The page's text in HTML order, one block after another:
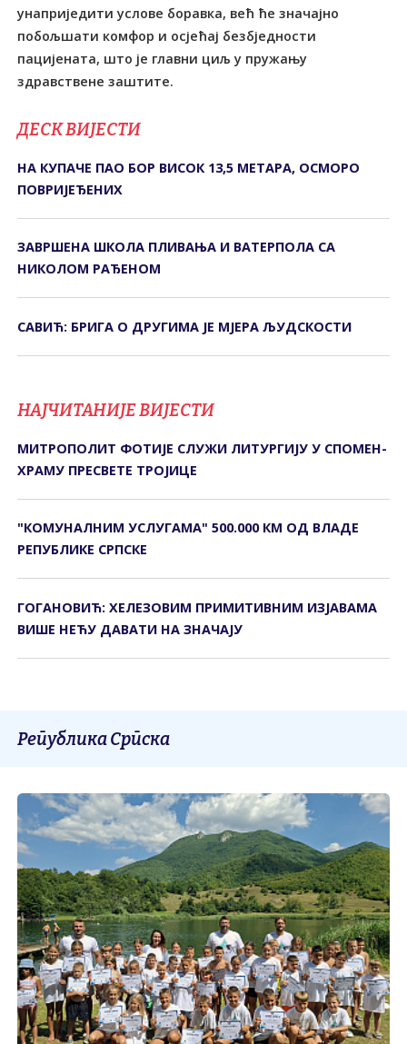
унаприједити услове боравка, већ ће значајно
побољшати комфор и осјећај безбједности
пацијената, што је главни циљ у пружању
здравствене заштите.
ДЕСК ВИЈЕСТИ
НА КУПАЧЕ ПАО БОР ВИСОК 13,5 МЕТАРА, ОСМОРО
ПОВРИЈЕЂЕНИХ
ЗАВРШЕНА ШКОЛА ПЛИВАЊА И ВАТЕРПОЛА СА
НИКОЛОМ РАЂЕНОМ
САВИЋ: БРИГА О ДРУГИМА ЈЕ МЈЕРА ЉУДСКОСТИ
НАЈЧИТАНИЈЕ ВИЈЕСТИ
МИТРОПОЛИТ ФОТИЈЕ СЛУЖИ ЛИТУРГИЈУ У СПОМЕН-
ХРАМУ ПРЕСВЕТЕ ТРОЈИЦЕ
"КОМУНАЛНИМ УСЛУГАМА" 500.000 КМ ОД ВЛАДЕ
РЕПУБЛИКЕ СРПСКЕ
ГОГАНОВИЋ: ХЕЛЕЗОВИМ ПРИМИТИВНИМ ИЗЈАВАМА
ВИШЕ НЕЋУ ДАВАТИ НА ЗНАЧАЈУ
Република Српска